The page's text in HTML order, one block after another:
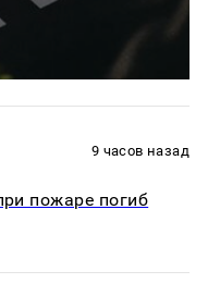
9 часов назад
пожаре погиб